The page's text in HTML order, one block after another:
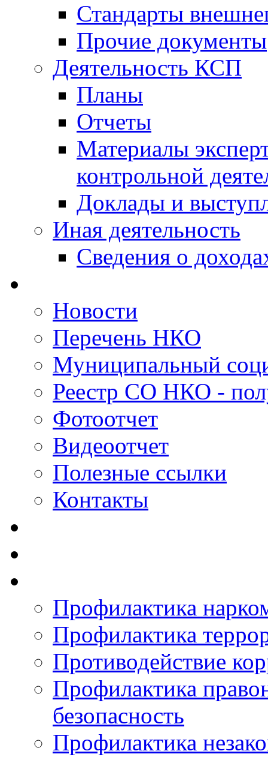
Стандарты
Прочие документы
Деятельность КСП
Планы
Отчеты
Материалы
контрольной
Доклады и
Иная деятельность
Сведения о
Новости
Перечень НКО
Муниципальный
Реестр СО НКО -
Фотоотчет
Видеоотчет
Полезные ссылки
Контакты
Профилактика
Профилактика
Противодействие
Профилактика
безопасность
Профилактика